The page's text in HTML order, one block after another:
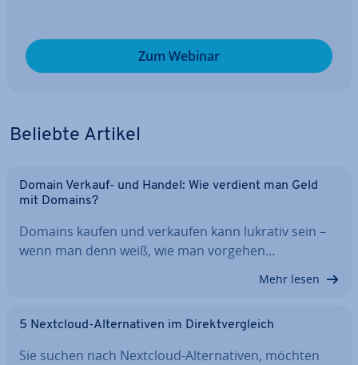
Zum Webinar
Beliebte Artikel
Domain Verkauf- und Handel: Wie verdient man Geld
mit Domains?
Domains kaufen und verkaufen kann lukrativ sein –
wenn man denn weiß, wie man vorgehen…
Mehr lesen
5 Nextcloud-Al­ter­na­ti­ven im Di­rekt­ver­gleich
Sie suchen nach Nextcloud-Al­ter­na­ti­ven, möchten